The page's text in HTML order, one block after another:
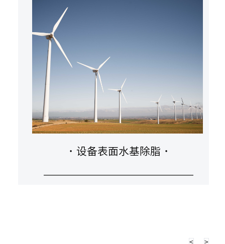
· 设备表面水基除脂 ·
< >